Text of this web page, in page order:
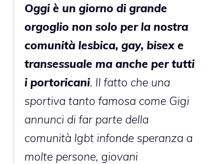
Oggi è un giorno di grande
orgoglio non solo per la nostra
comunità lesbica, gay, bisex e
transessuale ma anche per tutti
i portoricani. Il fatto che una
sportiva tanto famosa come Gigi
annunci di far parte della
comunità lgbt infonde speranza a
molte persone, giovani